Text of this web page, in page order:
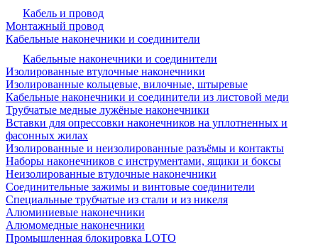
Кабель и провод
Монтажный провод
Кабельные наконечники и соединители
Кабельные наконечники и соединители
Изолированные втулочные наконечники
Изолированные кольцевые, вилочные, штыревые
Кабельные наконечники и соединители из листовой меди
Трубчатые медные лужёные наконечники
Вставки для опрессовки наконечников на уплотненных и
фасонных жилах
Изолированные и неизолированные разъёмы и контакты
Наборы наконечников с инструментами, ящики и боксы
Неизолированные втулочные наконечники
Соединительные зажимы и винтовые соединители
Специальные трубчатые из стали и из никеля
Алюминиевые наконечники
Алюмомедные наконечники
Промышленная блокировка LOTO